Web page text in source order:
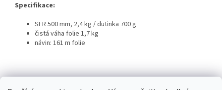
Specifikace:
SFR 500 mm, 2,4 kg / dutinka 700 g
čistá váha folie 1,7 kg
návin: 161 m folie
Z